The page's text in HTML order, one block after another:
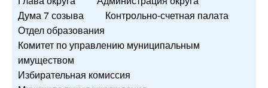
Дума 7 созыва
Контрольно-счетная палата
Отдел образования
Комитет по управлению муниципальным
имуществом
Избирательная комиссия